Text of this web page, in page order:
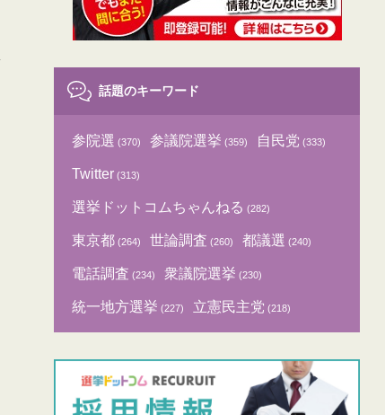
話題のキーワード
参院選 (370) 参議院選挙 (359) 自民党 (333)
Twitter (313)
選挙ドットコムちゃんねる (282)
東京都 (264) 世論調査 (260) 都議選 (240)
電話調査 (234) 衆議院選挙 (230)
統一地方選挙 (227) 立憲民主党 (218)